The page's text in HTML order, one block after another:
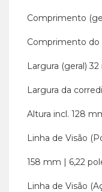
Comprimento
Comprimento do
Largura (geral)
Largura da
Altura incl. 128
Linha de Visão
158 mm | 6,22
Linha de Visão